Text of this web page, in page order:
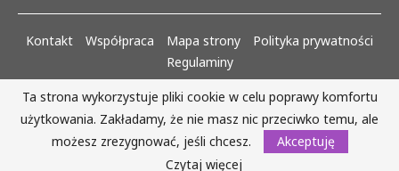
Kontakt Współpraca Mapa strony
Polityka prywatności
Regulaminy
AlejaKobiet.pl @2020 - 2023 Wszystkie prawa zastrzeżone. | Realizacja:
www.woh.group
WRÓĆ DO GÓRY
Ta strona wykorzystuje pliki cookie w celu poprawy komfortu
użytkowania. Zakładamy, że nie masz nic przeciwko temu, ale
możesz zrezygnować, jeśli chcesz.
Akceptuję
Czytaj więcej